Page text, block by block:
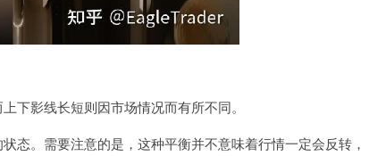
下影线长短则因市场情况而有所不同。
态。需要注意的是，这种平衡并不意味着行情一定会反转，